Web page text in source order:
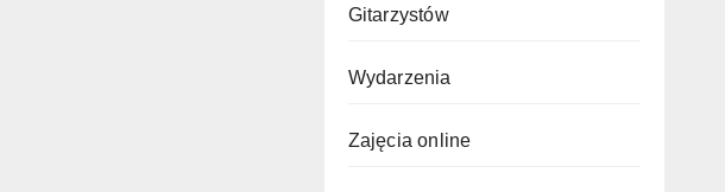
Gitarzystów
Wydarzenia
Zajęcia online